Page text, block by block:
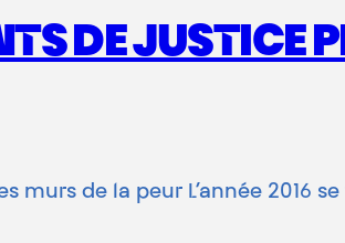
DE JUSTICE
murs de la peur L’année 2016